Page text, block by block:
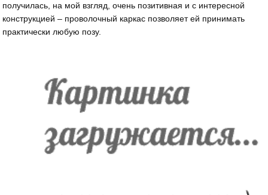
получилась, на мой взгляд, очень позитивная и с интересной
конструкцией – проволочный каркас позволяет ей принимать
практически любую позу.